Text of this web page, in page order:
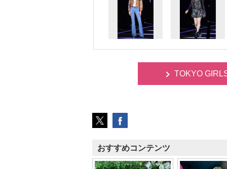
TOKYO
おすすめコンテンツ